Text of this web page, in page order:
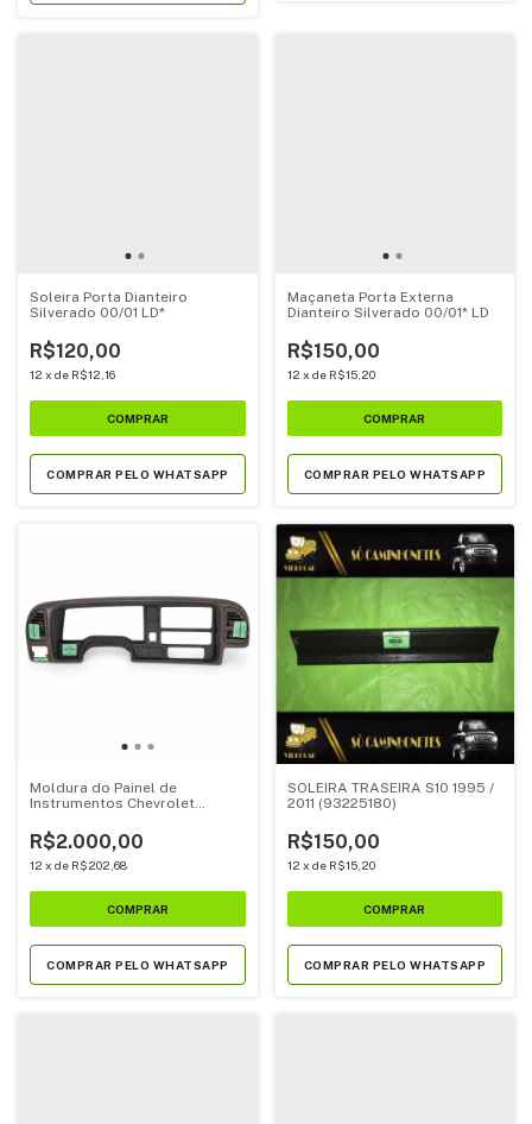
Soleira Porta Dianteiro
Silverado 00/01 LD*
R$120,00
12 x de R$12,16
COMPRAR PELO WHATSAPP
Maçaneta Porta Externa
Dianteiro Silverado 00/01* LD
R$150,00
12 x de R$15,20
COMPRAR PELO WHATSAPP
Moldura do Painel de
Instrumentos Chevrolet
R$2.000,00
12 x de R$202,68
COMPRAR PELO WHATSAPP
SOLEIRA TRASEIRA S10 1995 /
2011 (93225180)
R$150,00
12 x de R$15,20
COMPRAR PELO WHATSAPP